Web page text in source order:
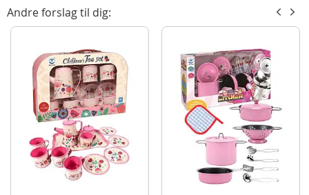
4 kopper
4 skeer
1 sukkerbeholder med ske
Detaljer:
Materiale: bioplast
Svanemærket
Kan vaskes i opvaskmaskine
Alder: fra 2 år
Andre forslag til dig: